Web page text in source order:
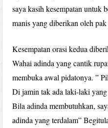
saya kasih kesempatan untuk
manis yang diberikan oleh pak
Kesempatan orasi kedua
Wahai adinda yang cantik
membuka awal pidatonya. ”
Di jamin tak ada laki-laki
Bila adinda membutuhkan,
adinda yang terdalam”